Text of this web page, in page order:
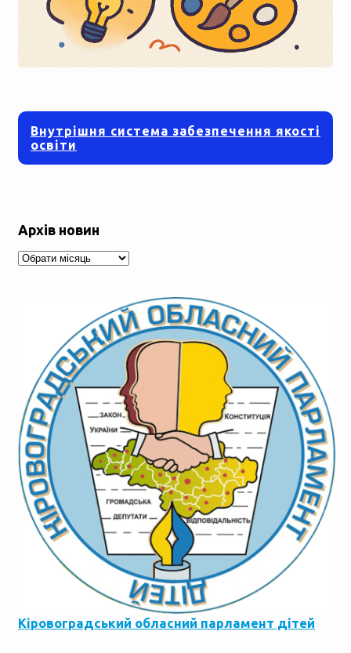
Внутрішня система забезпечення якості
освіти
Архів новин
Архів
Кіровоградський обласний парламент дітей